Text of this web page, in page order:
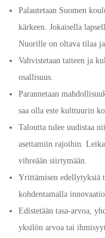
Palautetaan Suomen
kärkeen. Jokaisella
Nuorille on oltava tilaa
Vahvistetaan taiteen ja
osallisuus.
Parannetaan
saa olla este kulttuurin
Taloutta tulee uudistaa
asettamiin rajoihin.
vihreään siirtymään.
Yrittämisen edellytyksiä
kohdentamalla
Edistetään tasa-arvoa,
yksilön arvoa tai